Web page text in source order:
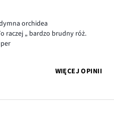
orchidea
raczej „ bardzo brudny róż.
WIĘCEJ OPINII